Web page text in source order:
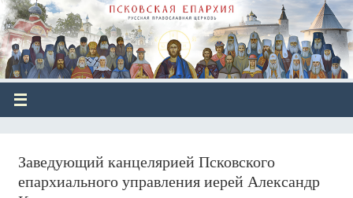
Заведующий канцелярией Псковского
епархиального управления иерей Александр